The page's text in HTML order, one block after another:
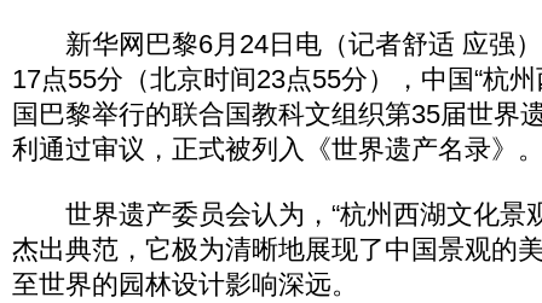
新华网巴黎6月24日电（记者舒适 应强）
17点55分（北京时间23点55分），中国“杭
国巴黎举行的联合国教科文组织第35届世界
利通过审议，正式被列入《世界遗产名录》
世界遗产委员会认为，“杭州西湖文化景
杰出典范，它极为清晰地展现了中国景观的
至世界的园林设计影响深远。